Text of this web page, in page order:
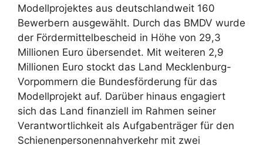
Modellprojektes aus deutschlandweit 160
Bewerbern ausgewählt. Durch das BMDV wurde
der Fördermittelbescheid in Höhe von 29,3
Millionen Euro übersendet. Mit weiteren 2,9
Millionen Euro stockt das Land Mecklenburg-
Vorpommern die Bundesförderung für das
Modellprojekt auf. Darüber hinaus engagiert
sich das Land finanziell im Rahmen seiner
Verantwortlichkeit als Aufgabenträger für den
Schienenpersonennahverkehr mit zwei